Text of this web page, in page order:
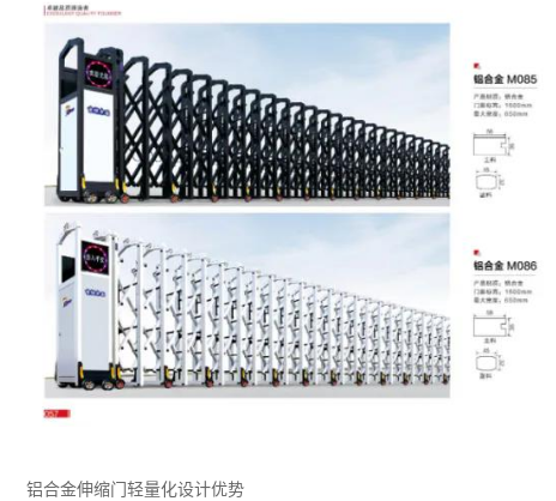
铝合金伸缩门轻量化设计优势‌